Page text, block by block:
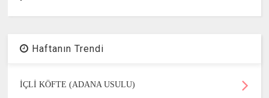
Haftanın Trendi
İÇLİ KÖFTE (ADANA USULU)